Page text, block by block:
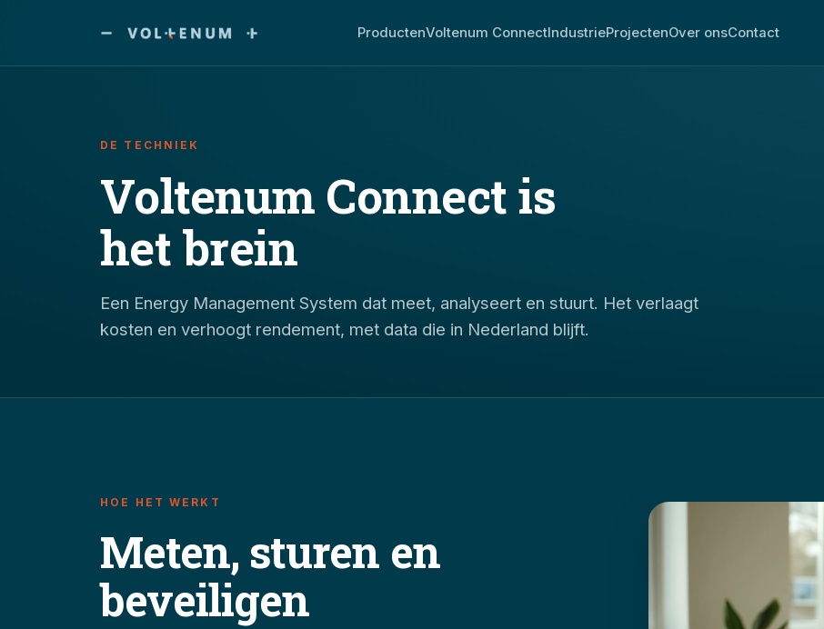
ProductenVoltenum ConnectIndustrieProjectenOver onsContact
DE TECHNIEK
Voltenum Connect is
het brein
Een Energy Management System dat meet, analyseert en stuurt. Het verlaagt
kosten en verhoogt rendement, met data die in Nederland blijft.
HOE HET WERKT
Meten, sturen en
beveiligen